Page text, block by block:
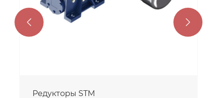
Редукторы STM
 